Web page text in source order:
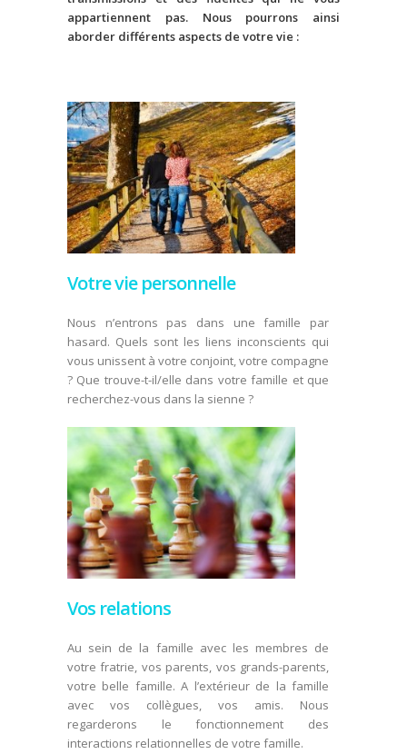
appartiennent pas. Nous pourrons ainsi
aborder différents aspects de votre vie :
Votre vie personnelle
Nous n’entrons pas dans une famille par
hasard. Quels sont les liens inconscients qui
vous unissent à votre conjoint, votre compagne
? Que trouve-t-il/elle dans votre famille et que
recherchez-vous dans la sienne ?
Vos relations
Au sein de la famille avec les membres de
votre fratrie, vos parents, vos grands-parents,
votre belle famille. A l’extérieur de la famille
avec vos collègues, vos amis. Nous
regarderons le fonctionnement des
interactions relationnelles de votre famille.